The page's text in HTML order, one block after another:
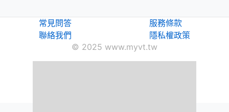
常見問答
聯絡我們
服務條款
隱私權政策
© 2025 www.myvt.tw